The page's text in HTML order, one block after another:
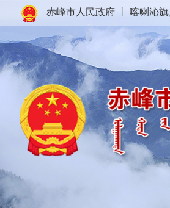
赤峰市人民政府 喀喇沁